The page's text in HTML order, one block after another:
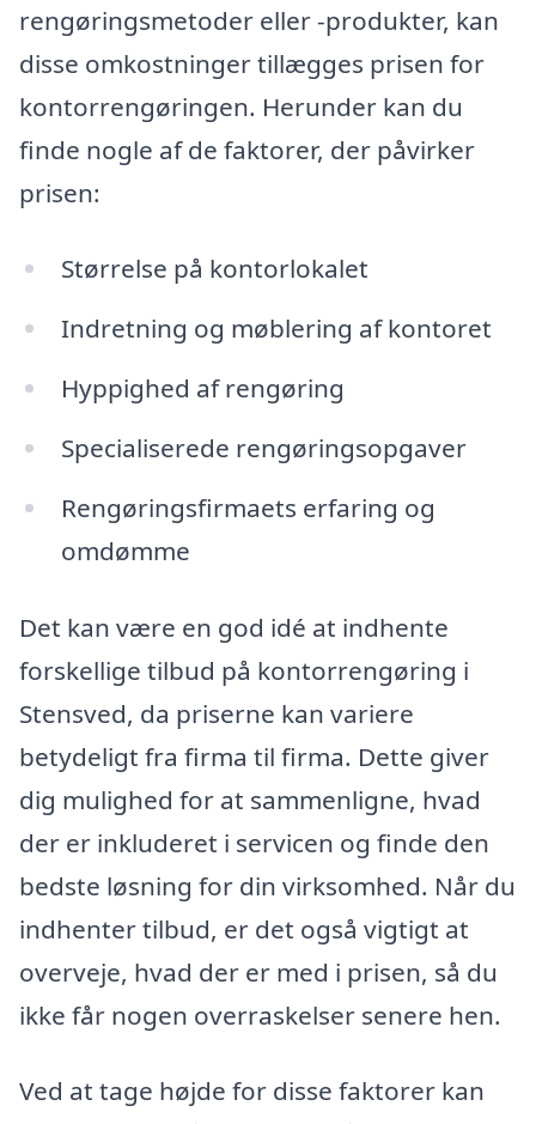
rengøringsmetoder eller -produkter, kan
disse omkostninger tillægges prisen for
kontorrengøringen. Herunder kan du
finde nogle af de faktorer, der påvirker
prisen:
Størrelse på kontorlokalet
Indretning og møblering af kontoret
Hyppighed af rengøring
Specialiserede rengøringsopgaver
Rengøringsfirmaets erfaring og
omdømme
Det kan være en god idé at indhente
forskellige tilbud på kontorrengøring i
Stensved, da priserne kan variere
betydeligt fra firma til firma. Dette giver
dig mulighed for at sammenligne, hvad
der er inkluderet i servicen og finde den
bedste løsning for din virksomhed. Når du
indhenter tilbud, er det også vigtigt at
overveje, hvad der er med i prisen, så du
ikke får nogen overraskelser senere hen.
Ved at tage højde for disse faktorer kan